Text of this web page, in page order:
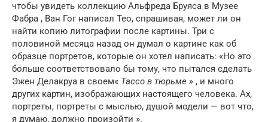
чтобы увидеть коллекцию Альфреда Бруяса в Музее
Фабра , Ван Гог написал Тео, спрашивая, может ли он
найти копию литографии после картины. Три с
половиной месяца назад он думал о картине как об
образце портретов, которые он хотел написать: «Но это
больше соответствовало бы тому, что пытался сделать
Эжен Делакруа в своем« Тассо в тюрьме » , и много
других картин, изображающих настоящего человека. Ах,
портреты, портреты с мыслью, душой модели — вот что,
я думаю, должно произойти ».